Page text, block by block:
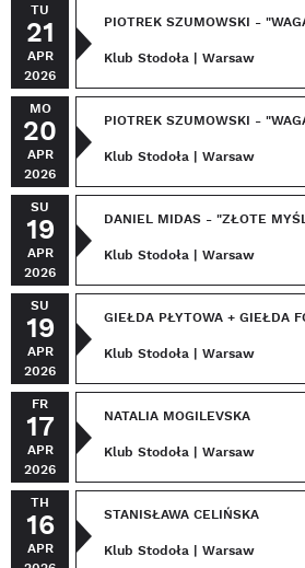
TU
21
APR
2026
PIOTREK SZUMOWSKI -
Klub Stodoła | Warsaw
MO
20
APR
2026
PIOTREK SZUMOWSKI -
Klub Stodoła | Warsaw
SU
19
APR
2026
DANIEL MIDAS - "ZŁOTE
Klub Stodoła | Warsaw
SU
19
APR
2026
GIEŁDA PŁYTOWA + GIEŁDA
Klub Stodoła | Warsaw
FR
17
APR
2026
NATALIA MOGILEVSKA
Klub Stodoła | Warsaw
TH
16
APR
STANISŁAWA CELIŃSKA
Klub Stodoła | Warsaw